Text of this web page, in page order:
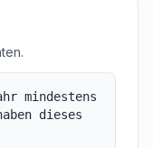
mindestens
dieses